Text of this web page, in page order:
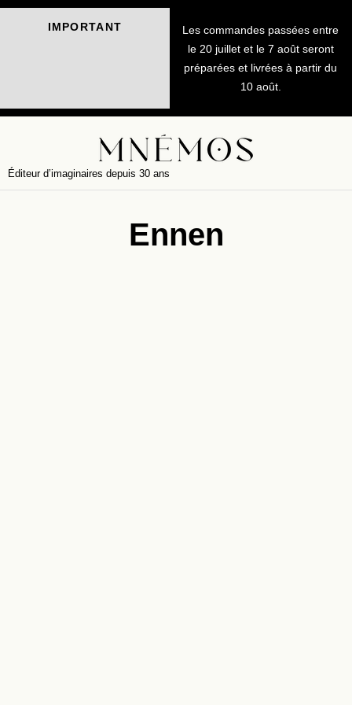
IMPORTANT
Les commandes passées entre
le 20 juillet et le 7 août seront
préparées et livrées à partir du
10 août.
Éditeur d’imaginaires depuis 30 ans
Ennen